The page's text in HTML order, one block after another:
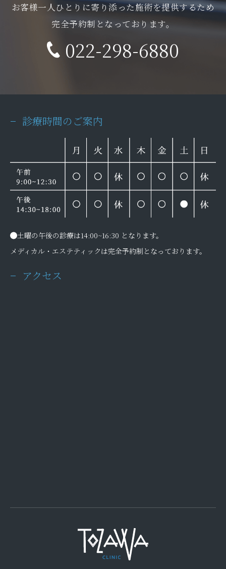
お客様一人ひとりに寄り添った施術を提供するため
完全予約制となっております。
022-298-6880
診療時間のご案内
土曜の午後の診療は14:00~16:30 となります。
メディカル・エステティックは完全予約制となっております。
アクセス